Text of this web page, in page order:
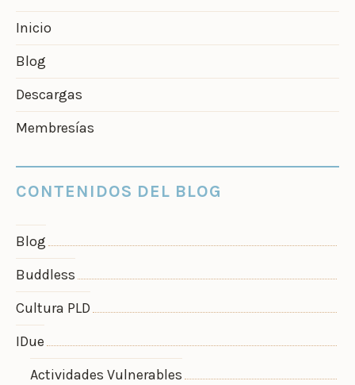
Inicio
Blog
Descargas
Membresías
CONTENIDOS DEL BLOG
Blog
Buddless
Cultura PLD
IDue
Actividades Vulnerables